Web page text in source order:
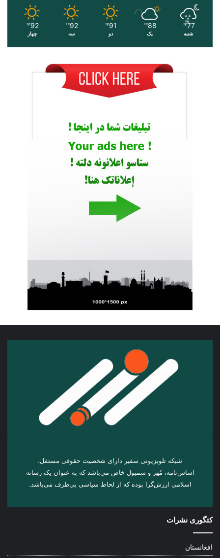
77
℉
شنبه
88
℉
یک
91
℉
دو
92
℉
سه
92
℉
چهار
شبکه تلویزیونی سفیر دارای شخصیت حقوقی مستقل،
اساس‌نامه، مُهر و سمبول خاص می‌باشد که به عنوان یک رسانه
اسلامی ارزش‌گرا بوده که از لحاظ سیاسی بی‌طرف می‌باشد.
کتگوری نشرات
افغانستان